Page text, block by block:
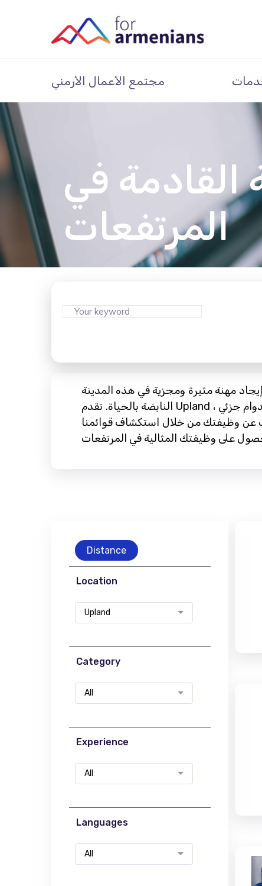
مجتمع الأعمال الأرمني
القادمة في
المرتفعات
مهنة مثيرة ومجزية في هذه المدينة
النابضة بالحياة. تقدم Upland ، المعروفة بسوق العمل الديناميكي ، عدد كبير من الفرص في مختلف القطاعات. سواء كنت تبحث عن عمل بدوام جزئي
عن وظيفتك من خلال استكشاف قوائمنا
Distance
Location
Upland
Category
All
Experience
All
Languages
All